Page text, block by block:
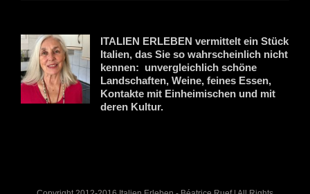
ITALIEN ERLEBEN vermittelt ein Stück
Italien, das Sie so wahrscheinlich nicht
kennen: unvergleichlich schöne
Landschaften, Weine, feines Essen,
Kontakte mit Einheimischen und mit
deren Kultur.